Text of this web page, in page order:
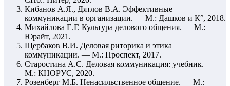
Кибанов А.Я., Дятлов В.А. Эффективные
коммуникации в организации. — М.: Дашков и К°, 2018.
Михайлова Е.Г. Культура делового общения. — М.:
Юрайт, 2021.
Щербаков В.И. Деловая риторика и этика
коммуникации. — М.: Проспект, 2017.
Старостина А.С. Деловая коммуникация: учебник. —
М.: КНОРУС, 2020.
Розенберг М.Б. Ненасильственное общение. — М.: